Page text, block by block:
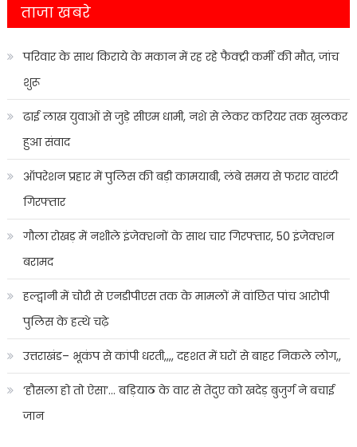
ताजा खबरे
परिवार के साथ किराये के मकान में रह रहे फैक्ट्री कर्मी की मौत, जांच
शुरू
ढाई लाख युवाओं से जुड़े सीएम धामी, नशे से लेकर करियर तक खुलकर
हुआ संवाद
ऑपरेशन प्रहार में पुलिस की बड़ी कामयाबी, लंबे समय से फरार वारंटी
गिरफ्तार
गौला रोखड़ में नशीले इंजेक्शनों के साथ चार गिरफ्तार, 50 इंजेक्शन
बरामद
हल्द्वानी में चोरी से एनडीपीएस तक के मामलों में वांछित पांच आरोपी
पुलिस के हत्थे चढ़े
उत्तराखंड– भूकंप से कांपी धरती,,,, दहशत में घरों से बाहर निकले लोग,,
‘हौसला हो तो ऐसा’… बड़ियाठ के वार से तेंदुए को खदेड़ बुजुर्ग ने बचाई
जान